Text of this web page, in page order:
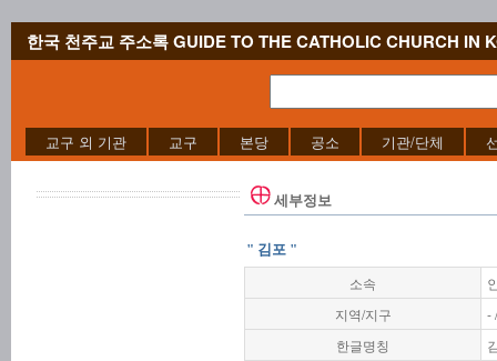
한국 천주교 주소록 GUIDE TO THE CATHOLIC CHURCH IN
교구 외 기관 교구 본당 공소 기관/단체
세부정보
" 김포 "
소속
지역/지구
-
한글명칭